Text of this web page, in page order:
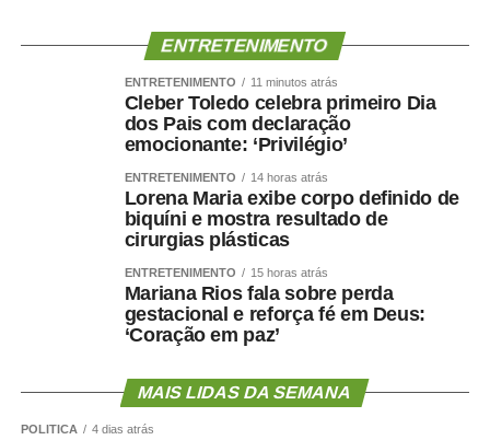
COMENTE ABAIXO:
WhatsApp
Facebook
Twitter
Messenger
LinkedIn
Share
ENTRETENIMENTO
ENTRETENIMENTO 11 minutos atrás
Cleber Toledo celebra primeiro Dia
dos Pais com declaração
emocionante: ‘Privilégio’
ENTRETENIMENTO 14 horas atrás
Lorena Maria exibe corpo definido de
biquíni e mostra resultado de
cirurgias plásticas
ENTRETENIMENTO 15 horas atrás
Mariana Rios fala sobre perda
gestacional e reforça fé em Deus:
‘Coração em paz’
MAIS LIDAS DA SEMANA
POLÍTICA 4 dias atrás